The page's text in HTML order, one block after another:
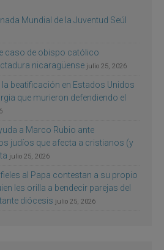
Mundial de la Juventud Seúl
caso de obispo católico
nicaragüense julio 25, 2026
beatificación en Estados Unidos
que murieron defendiendo el
a Marco Rubio ante
judíos que afecta a cristianos (y
julio 25, 2026
al Papa contestan a su propio
les orilla a bendecir parejas del
diócesis julio 25, 2026